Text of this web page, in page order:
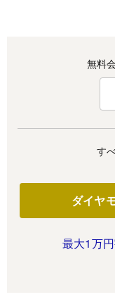
無料
す
ダイヤ
最大1万